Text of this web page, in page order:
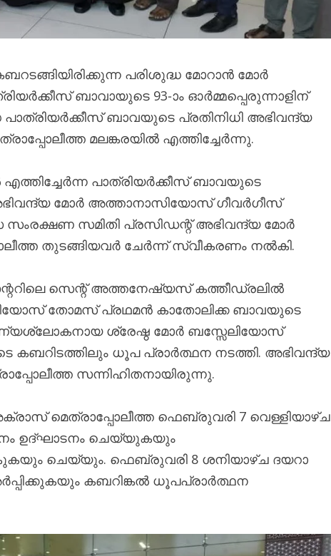
പരിശുദ്ധ മോറാൻ മോർ
ബാവായുടെ 93-ാം ഓർമ്മപ്പെരുന്നാളിന്
ബാവയുടെ പ്രതിനിധി അഭിവന്ദ്യ
മലങ്കരയിൽ എത്തിച്ചേർന്നു.
എത്തിച്ചേർന്ന പാത്രിയർക്കീസ് ബാവയുടെ
മോർ അത്താനാസിയോസ് ഗീവർഗീസ്
സമിതി പ്രസിഡന്റ് അഭിവന്ദ്യ മോർ
തുടങ്ങിയവർ ചേർന്ന് സ്വീകരണം നൽകി.
സെന്റ് അത്തനേഷ്യസ് കത്തീഡ്രലിൽ
തോമസ് പ്രഥമൻ കാതോലിക്ക ബാവയുടെ
ശ്രേഷ്ഠ മോർ ബസ്സേലിയോസ്
ധൂപ പ്രാർത്ഥന നടത്തി. അഭിവന്ദ്യ
സന്നിഹിതനായിരുന്നു.
മെത്രാപ്പോലീത്ത ഫെബ്രുവരി 7 വെള്ളിയാഴ്ച
ഉദ്ഘാടനം ചെയ്യുകയും
ചെയ്യും. ഫെബ്രുവരി 8 ശനിയാഴ്ച ദയറാ
കബറിങ്കൽ ധൂപപ്രാർത്ഥന